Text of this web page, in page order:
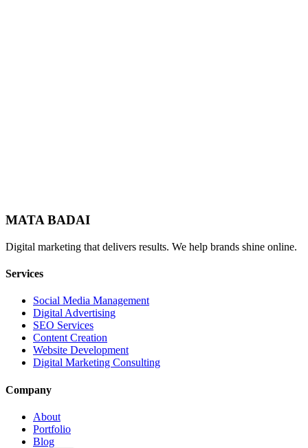
MATA BADAI
Digital marketing that delivers results. We help brands shine online.
Services
Social Media Management
Digital Advertising
SEO Services
Content Creation
Website Development
Digital Marketing Consulting
Company
About
Portfolio
Blog